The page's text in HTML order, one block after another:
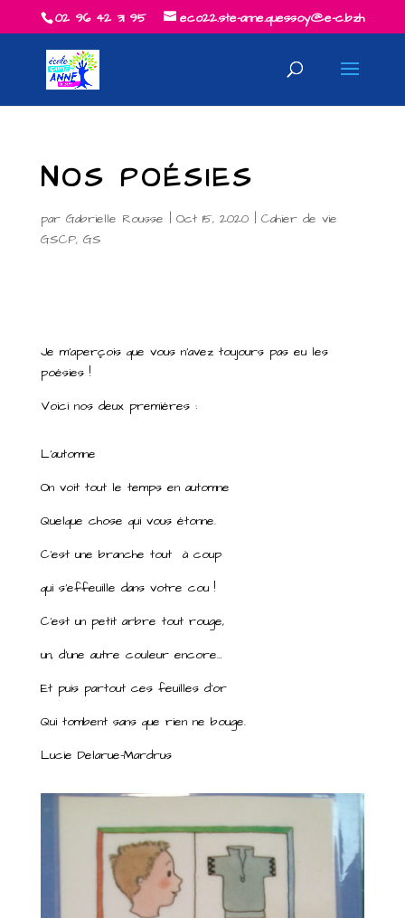
02 96 42 31 95 eco22.ste-anne.quessoy@e-c.bzh
NOS POÉSIES
par Gabrielle Rousse | Oct 15, 2020| Cahier de vie
GSCP, GS
Je m’aperçois que vous n’avez toujours pas eu les
poésies !
Voici nos deux premières :
L’automne
On voit tout le temps en automne
Quelque chose qui vous étonne.
C’est une branche tout à coup
qui s’effeuille dans votre cou !
C’est un petit arbre tout rouge,
un, d’une autre couleur encore…
Et puis partout ces feuilles d’or
Qui tombent sans que rien ne bouge.
Lucie Delarue-Mardrus